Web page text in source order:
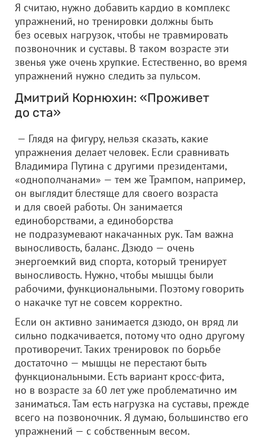
Я считаю, нужно добавить кардио в комплекс
упражнений, но тренировки должны быть
без осевых нагрузок, чтобы не травмировать
позвоночник и суставы. В таком возрасте эти
звенья уже очень хрупкие. Естественно, во время
упражнений нужно следить за пульсом.
Дмитрий Корнюхин: «Проживет
до ста»
— Глядя на фигуру, нельзя сказать, какие
упражнения делает человек. Если сравнивать
Владимира Путина с другими президентами,
«однополчанами» — тем же Трампом, например,
он выглядит блестяще для своего возраста
и для своей работы. Он занимается
единоборствами, а единоборства
не подразумевают накачанных рук. Там важна
выносливость, баланс. Дзюдо — очень
энергоемкий вид спорта, который тренирует
выносливость. Нужно, чтобы мышцы были
рабочими, функциональными. Поэтому говорить
о накачке тут не совсем корректно.
Если он активно занимается дзюдо, он вряд ли
сильно подкачивается, потому что одно другому
противоречит. Таких тренировок по борьбе
достаточно — мышцы не перестают быть
функциональными. Есть вариант кросс-фита,
но в возрасте за 60 лет уже проблематично им
заниматься. Там есть нагрузка на суставы, прежде
всего на позвоночник. Я думаю, большинство его
упражнений — с собственным весом.